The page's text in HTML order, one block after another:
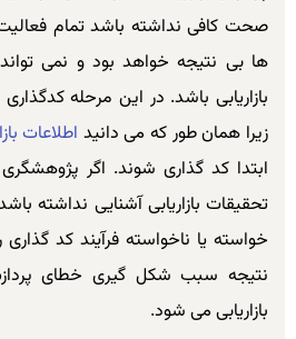
صحت کافی نداشته باشد تمام
ها بی نتیجه خواهد بود و نمی
بازاریابی باشد. در این مرحله
زیرا همان طور که می دانید اطلاعات
ابتدا کد گذاری شوند. اگر
تحقیقات بازاریابی آشنایی نداشته
خواسته یا ناخواسته فرآیند کد
نتیجه سبب شکل گیری خطای
بازاریابی می شود.